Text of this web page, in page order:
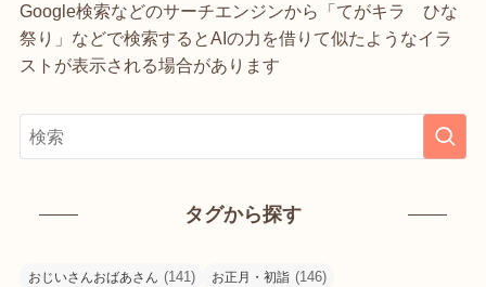
Google検索などのサーチエンジンから「てがキラ ひな
祭り」などで検索するとAIの力を借りて似たようなイラ
ストが表示される場合があります
タグから探す
おじいさんおばあさん (141) お正月・初詣 (146)